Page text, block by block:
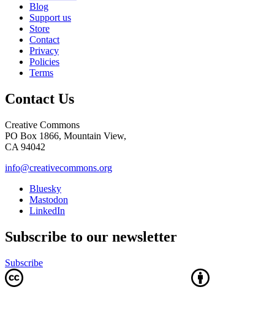
Blog
Support us
Store
Contact
Privacy
Policies
Terms
Contact Us
Creative Commons
PO Box 1866, Mountain View,
CA 94042
info@creativecommons.org
Bluesky
Mastodon
LinkedIn
Subscribe to our newsletter
Subscribe